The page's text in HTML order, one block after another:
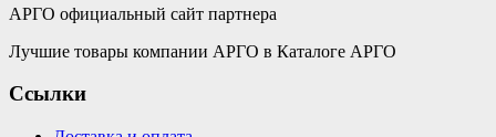
АРГО официальный сайт партнера
Лучшие товары компании АРГО в Каталоге АРГО
Ссылки